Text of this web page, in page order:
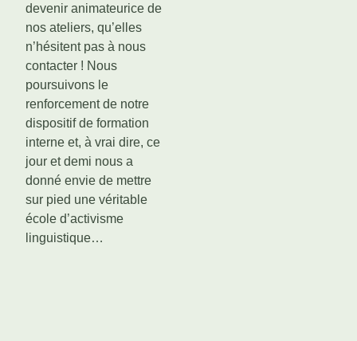
devenir animateurice de
nos ateliers, qu’elles
n’hésitent pas à nous
contacter ! Nous
poursuivons le
renforcement de notre
dispositif de formation
interne et, à vrai dire, ce
jour et demi nous a
donné envie de mettre
sur pied une véritable
école d’activisme
linguistique…